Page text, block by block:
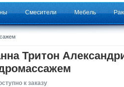
Смесители Мебель
Тритон
к заказу